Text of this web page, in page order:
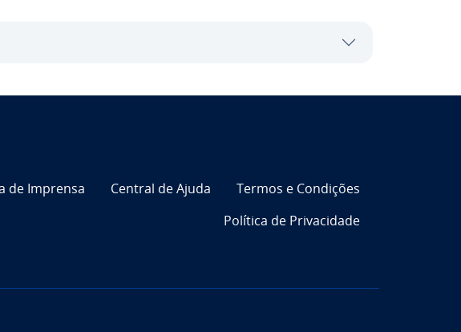
de Imprensa Central de Ajuda
Termos e Condições
Política de Pri­va­ci­dade